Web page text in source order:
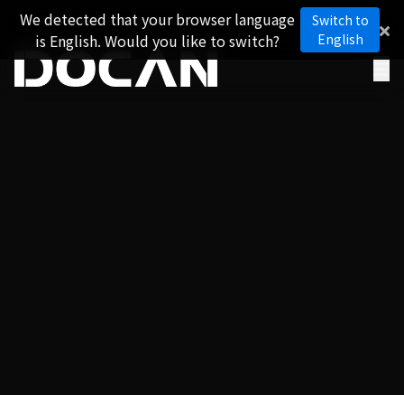
We detected that your browser language
is English. Would you like to switch?
Switch to
English